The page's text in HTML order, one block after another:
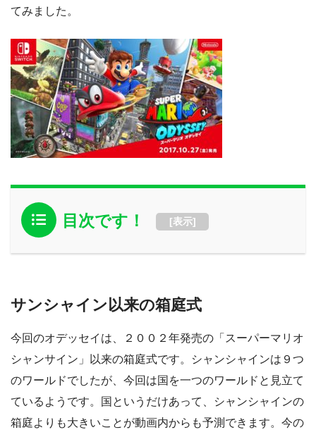
てみました。
目次です！ [表示]
サンシャイン以来の箱庭式
今回のオデッセイは、２００２年発売の「スーパーマリオ
シャンサイン」以来の箱庭式です。シャンシャインは９つ
のワールドでしたが、今回は国を一つのワールドと見立て
ているようです。国というだけあって、シャンシャインの
箱庭よりも大きいことが動画内からも予測できます。今の